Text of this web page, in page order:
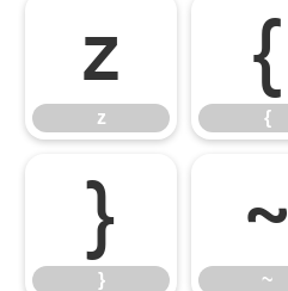
z
z
{
{
}
}
~
~